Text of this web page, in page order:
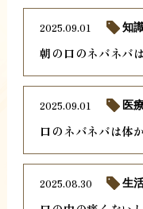
朝の口のネバネバ
2025.09.01 知
口のネバネバは体
2025.09.01 医
2025.08.30 生